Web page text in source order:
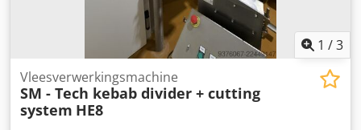
1 /3
Vleesverwerkingsmachine
SM - Tech kebab divider + cutting
system HE8